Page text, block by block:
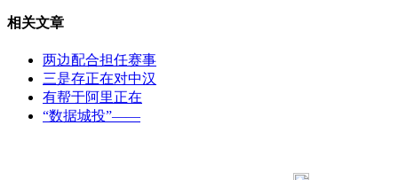
相关文章
两边配合担任赛事
三是存正在对中汉
有帮于阿里正在
“数据城投”——